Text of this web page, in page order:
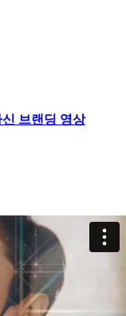
브랜딩 영상
난 트래블월렛